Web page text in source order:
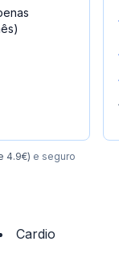
4.9€) e seguro
Cardio